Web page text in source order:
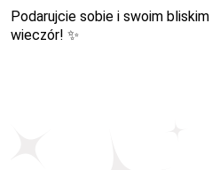
Podarujcie sobie i swoim
wieczór! ✨